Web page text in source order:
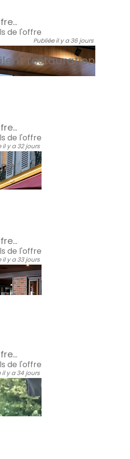
de l'offre
Publiée il y a 36 jours
restauration
de l'offre
il y a 32 jours
de l'offre
il y a 33 jours
de l'offre
il y a 34 jours